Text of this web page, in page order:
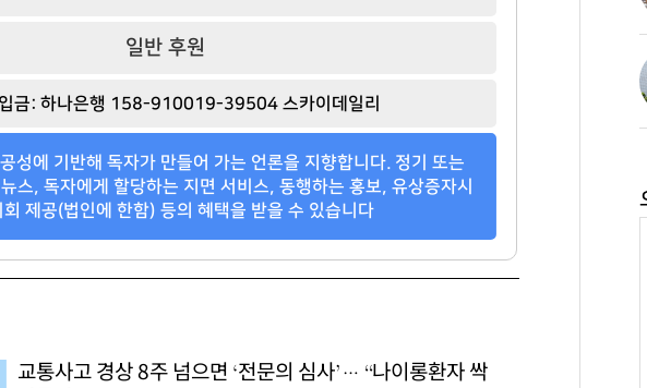
일반 후원
금: 하나은행 158-910019-39504 스카이데일리
성에 기반해 독자가 만들어 가는 언론을 지향합니다. 정기 또는
스, 독자에게 할당하는 지면 서비스, 동행하는 홍보, 유상증자시
회 제공(법인에 한함) 등의 혜택을 받을 수 있습니다
교통사고 경상 8주 넘으면 ‘전문의 심사’… “나이롱환자 싹